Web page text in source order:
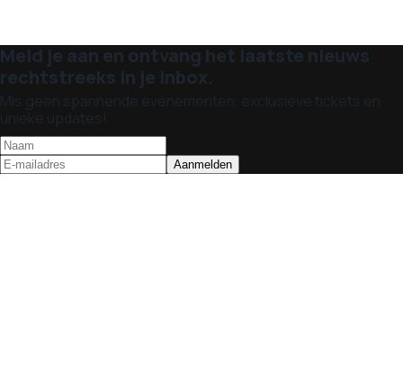
Meld je aan en ontvang het laatste nieuws
rechtstreeks in je inbox.
Mis geen spannende evenementen, exclusieve tickets en
unieke updates!